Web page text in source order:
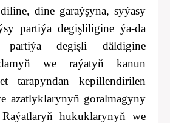
dine garaýşyna, syýasy
partiýa degişliligine ýa-da
degişli däldigine
we raýatyň kanun
tarapyndan kepillendirilen
azatlyklarynyň goralmagyny
hukuklarynyň we